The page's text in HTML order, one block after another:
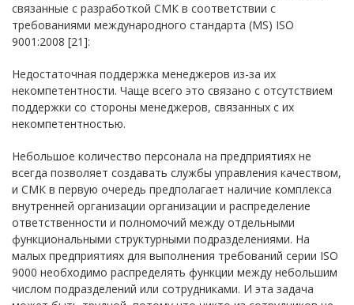
связанные с разработкой СМК в соответствии с
требованиями международного стандарта (MS) ISO
9001:2008 [21]:
Недостаточная поддержка менеджеров из-за их
некомпетентности. Чаще всего это связано с отсутствием
поддержки со стороны менеджеров, связанных с их
некомпетентностью.
Небольшое количество персонала на предприятиях не
всегда позволяет создавать службы управления качеством,
и СМК в первую очередь предполагает наличие комплекса
внутренней организации организации и распределение
ответственности и полномочий между отдельными
функциональными структурными подразделениями. На
малых предприятиях для выполнения требований серии ISO
9000 необходимо распределять функции между небольшим
числом подразделений или сотрудниками. И эта задача